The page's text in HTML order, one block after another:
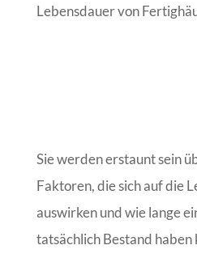
Lebensdauer von
Sie werden erstaunt sein
Faktoren, die sich auf die
auswirken und wie lange
tatsächlich Bestand haben